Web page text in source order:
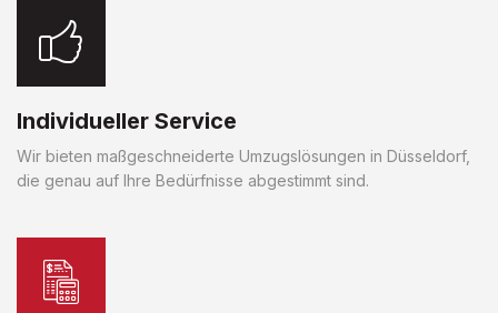
Individueller Service
Wir bieten maßgeschneiderte Umzugslösungen in Düsseldorf,
die genau auf Ihre Bedürfnisse abgestimmt sind.